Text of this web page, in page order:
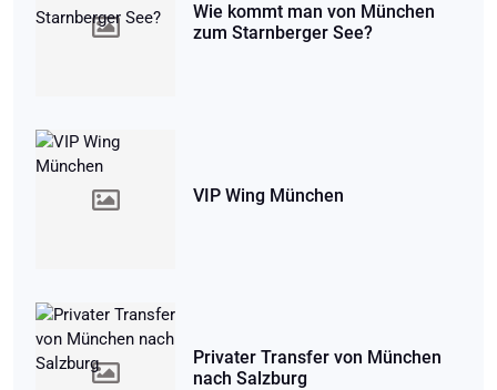
Wie kommt man von München
zum Starnberger See?
VIP Wing München
Privater Transfer von München
nach Salzburg